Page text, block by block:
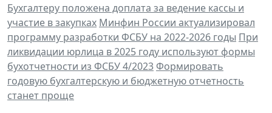
Бухгалтеру положена доплата за ведение кассы и
участие в закупках Минфин России актуализировал
программу разработки ФСБУ на 2022-2026 годы При
ликвидации юрлица в 2025 году используют формы
бухотчетности из ФСБУ 4/2023Формировать
годовую бухгалтерскую и бюджетную отчетность
станет проще